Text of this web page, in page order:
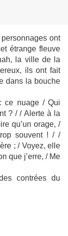
ont
étrange fleuve
la ville de la
ils ont fait
dans la bouche
contrées du